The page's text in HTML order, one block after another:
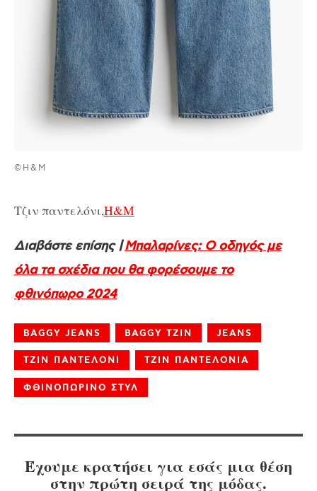
©H&M
Τζιν παντελόνι,H&M
Διαβάστε επίσης |Μπαλαρίνες: Ο οδηγός με
όλα τα σχέδια που θα φορέσουμε το
φθινόπωρο 2024
BAGGY JEANS BAGGY ΤΖΙΝ JEANS
ΤΖΙΝ ΠΑΝΤΕΛΟΝΙ ΤΖΙΝ ΠΑΝΤΕΛΟΝΙΑ
ΦΘΙΝΟΠΩΡΙΝΟ ΣΤΥΛ
Έχουμε κρατήσει για εσάς μια θέση
στην πρώτη σειρά της μόδας.